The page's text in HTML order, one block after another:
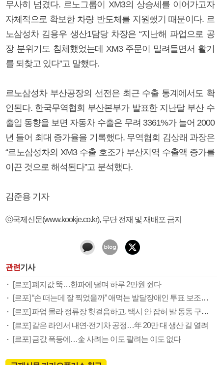
무사히 넘겼다. 르노그룹이 XM3의 상승세를 이어가고자
자체적으로 확보한 차량 반도체를 지원했기 때문이다. 르
노삼성차 김용우 생산1담당 차장은 “지난해 파업으로 공
장 분위기도 침체했었는데 XM3 주문이 밀려들면서 활기
를 되찾고 있다”고 말했다.
르노삼성차 부산공장의 선전은 최근 수출 통계에서도 확
인된다. 한국무역협회 부산본부가 발표한 지난달 부산 수
출입 동향을 보면 자동차 수출은 무려 3361%가 늘어 2000
년 들어 최대 증가율을 기록했다. 무역협회 김상래 과장은
“르노삼성차의 XM3 수출 호조가 부산지역 수출액 증가를
이끈 것으로 해석된다”고 분석했다.
김준용 기자
ⓒ국제신문(www.kookje.co.kr), 무단 전재 및 재배포 금지
관련기사
[르포] 폐지값 뚝…한파에 떨며 하루 2만원 쥔다
[르포] “손 떠는데 잘 찍었을까” 애먹는 발달장애인 투표 보조인들
[르포] 파업 몰라 정류장 헛걸음하고, 택시 안 잡혀 발 동동 구르고(종합)
[르포] 같은 라인서 내연·전기차 공정…年 20만 대 생산 길 열려
[르포] 금값 폭등에…金 사려는 이도 팔려는 이도 없다